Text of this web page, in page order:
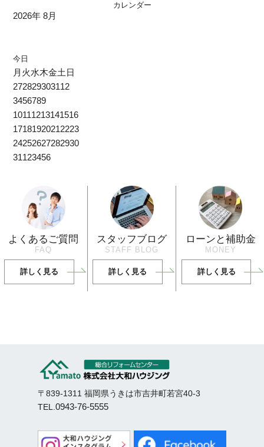
カレンダー
2026年 8月
今日
月 火水木金土 日
272829303112
3456789
10111213141516
17181920212223
24252627282930
31123456
よくあるご質問
FAQ
詳しく見る
スタッフブログ
STAFF BLOG
詳しく見る
ローンと補助金
MONEY
詳しく見る
〒839-1311 福岡県うきは市吉井町若宮40-3
TEL.0943-76-5555